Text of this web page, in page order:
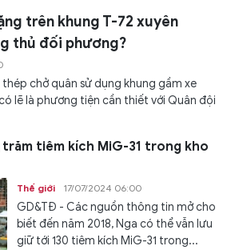
trên khung T-72 xuyên
thủ đối phương?
chở quân sử dụng khung gầm xe
lẽ là phương tiện cần thiết với Quân đội
tiêm kích MiG-31 trong kho
Thế giới 17/07/2024 06:00
GD&TĐ - Các nguồn thông tin mở cho
biết đến năm 2018, Nga có thể vẫn lưu
giữ tới 130 tiêm kích MiG-31 trong...